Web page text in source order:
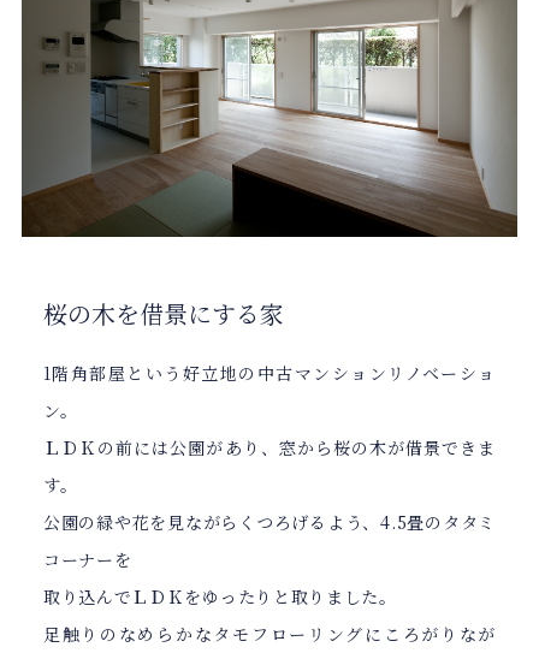
桜の木を借景にする家
1階角部屋という好立地の中古マンションリノベーショ
ン。
ＬＤＫの前には公園があり、窓から桜の木が借景できま
す。
公園の緑や花を見ながらくつろげるよう、4.5畳のタタミ
コーナーを
取り込んでＬＤＫをゆったりと取りました。
足触りのなめらかなタモフローリングにころがりなが